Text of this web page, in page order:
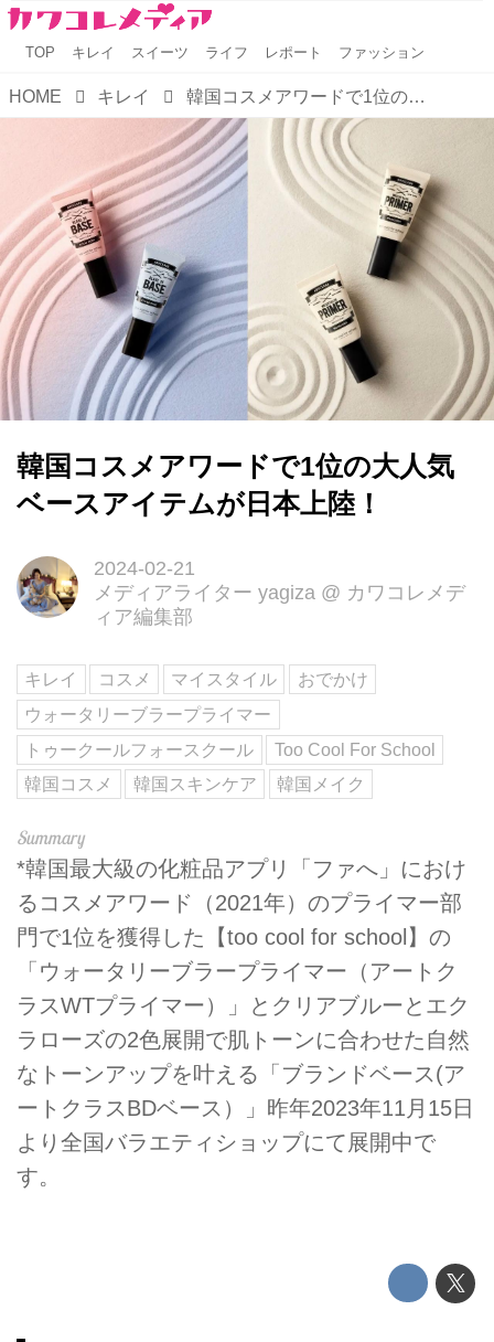
TOP キレイ スイーツ ライフ レポート ファッション
HOME キレイ 韓国コスメアワードで1位の大人気ベースアイテムが日本上陸！
韓国コスメアワードで1位の大人気
ベースアイテムが日本上陸！
2024-02-21
メディアライター yagiza @ カワコレメデ
ィア編集部
キレイ コスメ マイスタイル
おでかけ
ウォータリーブラープライマー
トゥークールフォースクール
Too Cool For School
韓国コスメ
韓国スキンケア 韓国メイク
*韓国最大級の化粧品アプリ「ファへ」におけ
るコスメアワード（2021年）のプライマー部
門で1位を獲得した【too cool for school】の
「ウォータリーブラープライマー（アートク
ラスWTプライマー）」とクリアブルーとエク
ラローズの2色展開で肌トーンに合わせた自然
なトーンアップを叶える「ブランドベース(ア
ートクラスBDベース）」昨年2023年11月15日
より全国バラエティショップにて展開中で
す。